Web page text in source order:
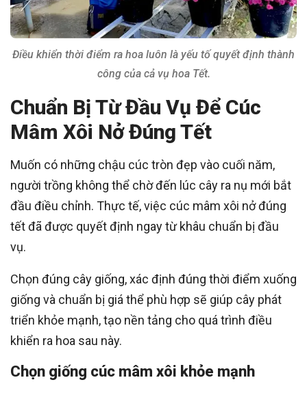
Điều khiển thời điểm ra hoa luôn là yếu tố quyết định thành
công của cả vụ hoa Tết.
Chuẩn Bị Từ Đầu Vụ Để Cúc
Mâm Xôi Nở Đúng Tết
Muốn có những chậu cúc tròn đẹp vào cuối năm,
người trồng không thể chờ đến lúc cây ra nụ mới bắt
đầu điều chỉnh. Thực tế, việc cúc mâm xôi nở đúng
tết đã được quyết định ngay từ khâu chuẩn bị đầu
vụ.
Chọn đúng cây giống, xác định đúng thời điểm xuống
giống và chuẩn bị giá thể phù hợp sẽ giúp cây phát
triển khỏe mạnh, tạo nền tảng cho quá trình điều
khiển ra hoa sau này.
Chọn giống cúc mâm xôi khỏe mạnh